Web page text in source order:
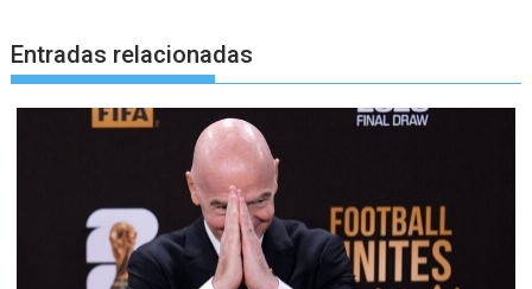
Entradas relacionadas